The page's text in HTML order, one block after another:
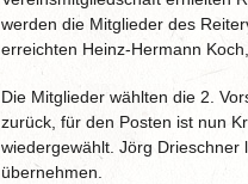
werden die Mitglieder des
erreichten Heinz-Hermann
Die Mitglieder wählten die 2.
zurück, für den Posten ist nun
wiedergewählt. Jörg Drieschner
übernehmen.